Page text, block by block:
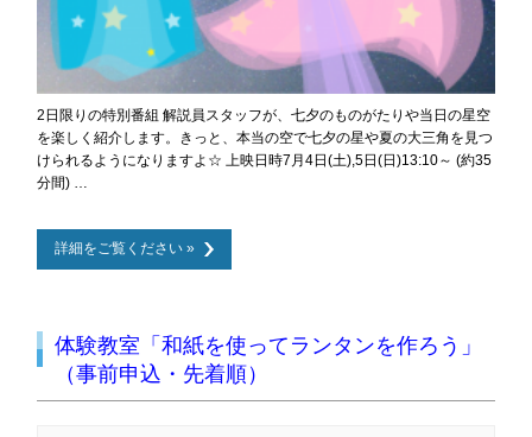
2日限りの特別番組 解説員スタッフが、七夕のものがたりや当日の星空
を楽しく紹介します。きっと、本当の空で七夕の星や夏の大三角を見つ
けられるようになりますよ☆ 上映日時7月4日(土),5日(日)13:10～ (約35
分間) …
詳細をご覧ください »
体験教室「和紙を使ってランタンを作ろう」
（事前申込・先着順）